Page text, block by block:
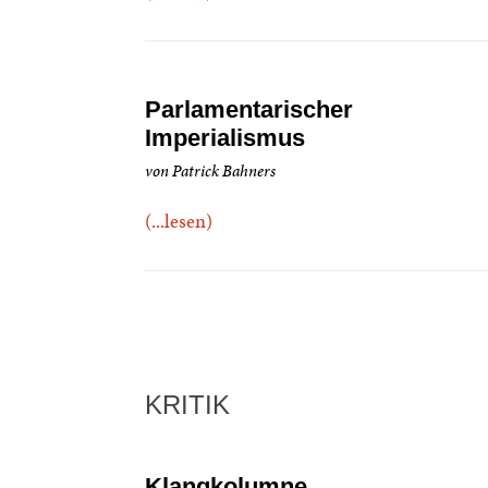
Parlamentarischer
Imperialismus
von Patrick Bahners
(...lesen)
KRITIK